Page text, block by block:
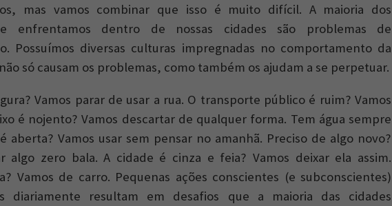
mas vamos combinar que isso é muito difícil. A maioria dos
enfrentamos dentro de nossas cidades são problemas de
Possuímos diversas culturas impregnadas no comportamento da
só causam os problemas, como também os ajudam a se perpetuar.
Vamos parar de usar a rua. O transporte público é ruim? Vamos
é nojento? Vamos descartar de qualquer forma. Tem água sempre
aberta? Vamos usar sem pensar no amanhã. Preciso de algo novo?
algo zero bala. A cidade é cinza e feia? Vamos deixar ela assim.
Vamos de carro. Pequenas ações conscientes (e subconscientes)
diariamente resultam em desafios que a maioria das cidades